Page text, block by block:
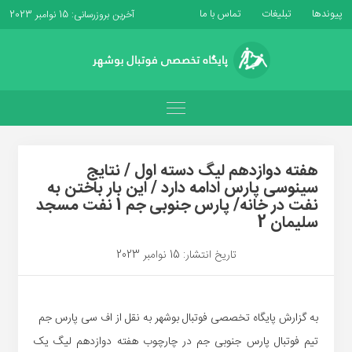
پیوندها تبلیغات تماس با ما آخرین بروزرسانی: 15 نوامبر 2023
هفته دوازدهم لیگ دسته اول / نتایج
سینوسی پارس ادامه دارد / این بار باختن به
نفت در خانه/ پارس جنوبی جم 1 نفت مسجد
سلیمان 2
تاریخ انتشار: 15 نوامبر 2023
به گزارش پایگاه تخصصی فوتبال بوشهر به نقل از اف سی پارس جم
تیم فوتبال پارس جنوبی جم در چارچوب هفته دوازدهم لیگ یک